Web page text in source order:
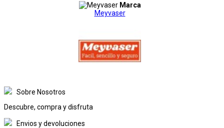
Marca
Meyvaser
Sobre Nosotros
Descubre, compra y disfruta
Envios y devoluciones